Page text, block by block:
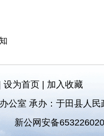
设为首页| 加入收藏
公室 承办：于田县人
新公网安备